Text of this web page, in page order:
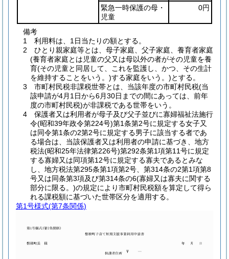
緊急一時保護の母・
児童
0円
備考
1 利用料は、1日当たりの額とする。
2 ひとり親家庭等とは、母子家庭、父子家庭、養育者家庭
(養育者家庭とは児童の父又は母以外の者がその児童を養
育(その児童と同居して、これを監護し、かつ、その生計
を維持することをいう。)する家庭をいう。)とする。
3 市町村民税非課税世帯とは、当該年度の市町村民税(当
該申請が4月1日から6月30日までの間にあっては、前年
度の市町村民税)が非課税である世帯をいう。
4 保護者又は利用者が母子及び父子並びに寡婦福祉法施行
令(昭和39年政令第224号)第1条第2号に規定する女子又
は同令第1条の2第2号に規定する男子に該当する者であ
る場合は、当該保護者又は利用者の申請に基づき、地方
税法(昭和25年法律第226号)第292条第1項第11号に規定
する寡婦又は同項第12号に規定する寡夫であるとみな
し、地方税法第295条第1項第2号、第314条の2第1項第8
号又は同条第3項及び第314条の6(寡婦又は寡夫に関する
部分に限る。)の規定により市町村民税額を算定して得ら
れる課税額に基づいた世帯区分を適用する。
第1号様式(第7条関係)